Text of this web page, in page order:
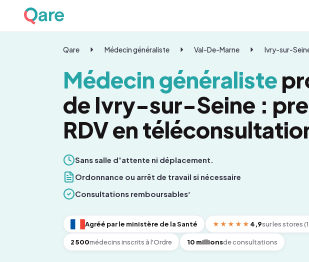
Qare Médecin généraliste Val-De-Marne Ivry-sur-
Médecin généraliste
de Ivry-sur-Seine :
RDV en
Sans salle d'attente ni déplacement.
Ordonnance ou arrêt de travail si nécessaire
Consultations remboursables*
Agréé par le ministère de la Santé ★★★★★ 4,9sur les stores
2 500médecins inscrits à l'Ordre 10 millionsde consultations